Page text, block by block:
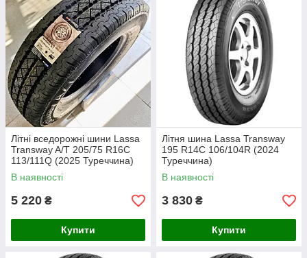
1. Lassa Transway 3 – Інновації та максимальна безпека
Флагманська модель 2024 року для тих, хто обирає
найкраще.
2. Lassa Transway 2 – Легендарна витривалість та
ресурс
Найпопулярніша модель, що стала золотим
стандартом для комерційних перевезень.
Базова модель, що досі випускається і користується
попитом завдяки своїй простоті та доступності.
Обирайте з трьох поколінь надійності, кожне з яких довело
свою ефективність на українських дорогах літні шини Lassa
для вашого легковантажного автопарку вже сьогодні – і
працюйте без зайвих турбот!
Літні вседорожні шини Lassa
Transway A/T 205/75 R16C
113/111Q (2025 Туреччина)
В наявності
5 220 ₴
Купити
Літня шина Lassa Transway
195 R14C 106/104R (2024
Туреччина)
В наявності
3 830 ₴
Купити